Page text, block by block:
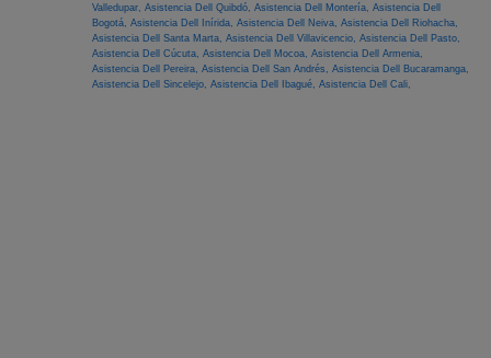
Valledupar, Asistencia Dell Quibdó, Asistencia Dell Montería, Asistencia Dell
Bogotá, Asistencia Dell Inírida, Asistencia Dell Neiva, Asistencia Dell Riohacha,
Asistencia Dell Santa Marta, Asistencia Dell Villavicencio, Asistencia Dell Pasto,
Asistencia Dell Cúcuta, Asistencia Dell Mocoa, Asistencia Dell Armenia,
Asistencia Dell Pereira, Asistencia Dell San Andrés, Asistencia Dell Bucaramanga,
Asistencia Dell Sincelejo, Asistencia Dell Ibagué, Asistencia Dell Cali,